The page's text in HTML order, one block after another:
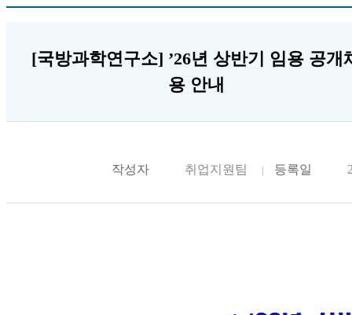
[국방과학연구소] ’26년 상반기 임용 공개
용 안내
작성자 취업지원팀 등록일